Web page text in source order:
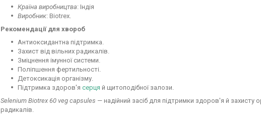
Країна виробництва: Індія
Виробник: Biotrex.
Рекомендації для хвороб
Антиоксидантна підтримка.
Захист від вільних радикалів.
Зміцнення імунної системи.
Поліпшення фертильності.
Детоксикація організму.
Підтримка здоров'я серця й щитоподібної залози.
Selenium Biotrex 60 veg capsules — надійний засіб для підтримки здоров'я й захисту
радикалів.